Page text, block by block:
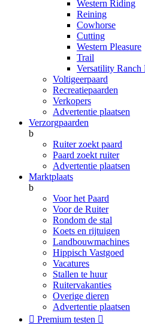
Western Riding
Reining
Cowhorse
Cutting
Western Pleasure
Trail
Versatility Ranch
Voltigeerpaard
Recreatiepaarden
Verkopers
Advertentie plaatsen
Verzorgpaarden
b
Ruiter zoekt paard
Paard zoekt ruiter
Advertentie plaatsen
Marktplaats
b
Voor het Paard
Voor de Ruiter
Rondom de stal
Koets en rijtuigen
Landbouwmachines
Hippisch Vastgoed
Vacatures
Stallen te huur
Ruitervakanties
Overige dieren
Advertentie plaatsen
 Premium testen 